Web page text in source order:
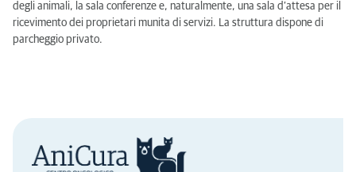
degli animali, la sala conferenze e, naturalmente, una sala d’attesa per il
ricevimento dei proprietari munita di servizi. La struttura dispone di
parcheggio privato.